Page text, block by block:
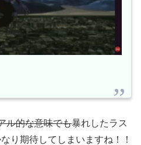
ル的な意味でも暴れしたラス
り期待してしまいますね！！